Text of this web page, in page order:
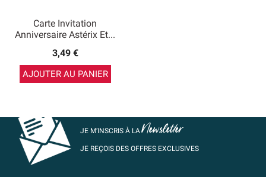
Carte Invitation
Anniversaire Astérix Et...
3,49 €
AJOUTER AU PANIER
JE M’INSCRIS À LANewsletter
JE REÇOIS DES OFFRES EXCLUSIVES